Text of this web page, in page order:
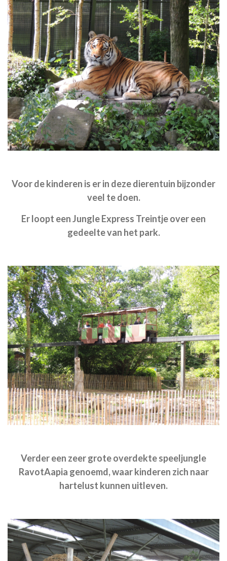
Voor de kinderen is er in deze dierentuin bijzonder
veel te doen.
Er loopt een Jungle Express Treintje over een
gedeelte van het park.
Verder een zeer grote overdekte speeljungle
RavotAapia genoemd, waar kinderen zich naar
hartelust kunnen uitleven.